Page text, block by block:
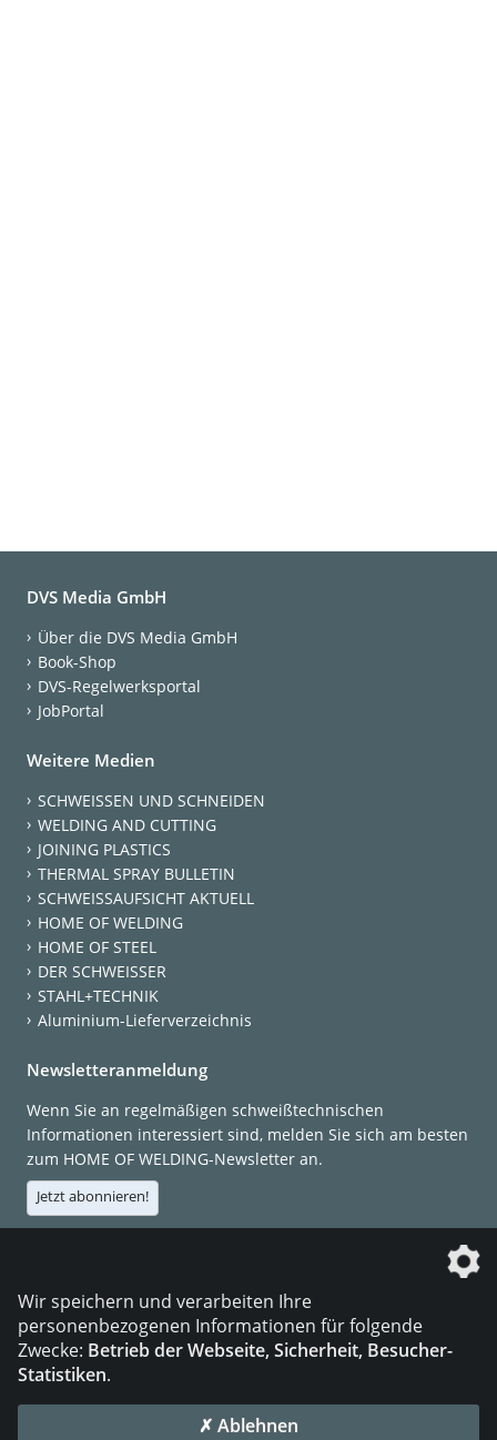
DVS Media GmbH
Über die DVS Media GmbH
Book-Shop
DVS-Regelwerksportal
JobPortal
Weitere Medien
SCHWEISSEN UND SCHNEIDEN
WELDING AND CUTTING
JOINING PLASTICS
THERMAL SPRAY BULLETIN
SCHWEISSAUFSICHT AKTUELL
HOME OF WELDING
HOME OF STEEL
DER SCHWEISSER
STAHL+TECHNIK
Aluminium-Lieferverzeichnis
Newsletteranmeldung
Wenn Sie an regelmäßigen schweißtechnischen
Informationen interessiert sind, melden Sie sich am besten
zum HOME OF WELDING-Newsletter an.
Jetzt abonnieren!
Die DVS Media GmbH ist ein Unternehmen der
Wir speichern und verarbeiten Ihre
personenbezogenen Informationen für folgende
Zwecke: Betrieb der Webseite, Sicherheit, Besucher-
Statistiken.
✗ Ablehnen